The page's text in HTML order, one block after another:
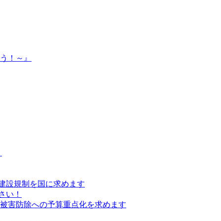
！～』
設規制を国に求めます
い！
害防除への予算重点化を求めます